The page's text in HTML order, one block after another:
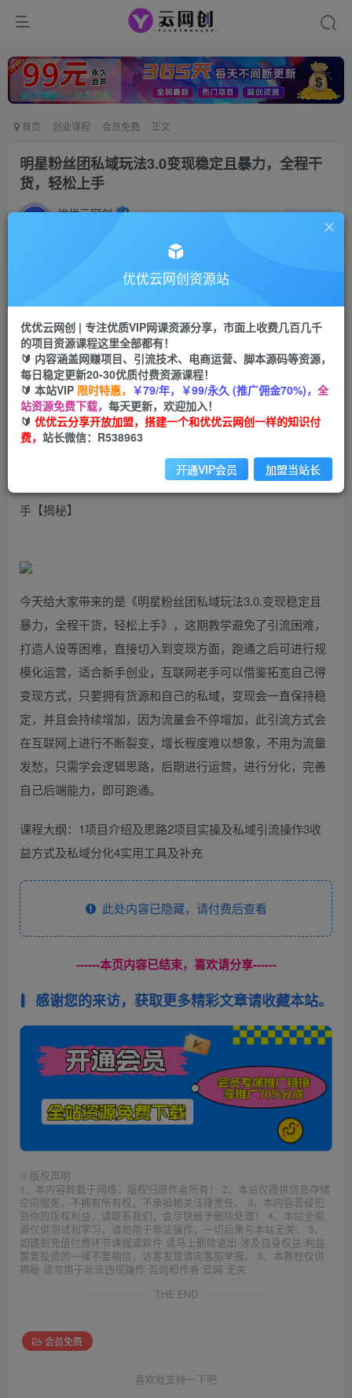
首页 创业课程 会员免费 正文
明星粉丝团私域玩法3.0变现稳定且暴力，全程干
货，轻松上手
优优云网创 私信
云币9.9云币99
会员免费
立即购买
您当前未登录！建议登陆后购买，可保存购买订单
明星粉丝团私域玩法3.0变现稳定且暴力，全程干货，轻松上
手【揭秘】
今天给大家带来的是《明星粉丝团私域玩法3.0.变现稳定且
暴力，全程干货，轻松上手》，这期教学避免了引流困难，
打造人设等困难，直接切入到变现方面，跑通之后可进行规
模化运营，适合新手创业，互联网老手可以借鉴拓宽自己得
变现方式，只要拥有货源和自己的私域，变现会一直保持稳
定，并且会持续增加，因为流量会不停增加，此引流方式会
在互联网上进行不断裂变，增长程度难以想象，不用为流量
发愁，只需学会逻辑思路，后期进行运营，进行分化，完善
自己后端能力，即可跑通。
课程大纲：1项目介绍及思路2项目实操及私域引流操作3收
益方式及私域分化4实用工具及补充
此处内容已隐藏，请付费后查看
------本页内容已结束，喜欢请分享------
感谢您的来访，获取更多精彩文章请收藏本站。
© 版权声明
1、本内容转载于网络，版权归原作者所有！ 2、本站仅提供信息存储
空间服务，不拥有所有权，不承担相关法律责任。 3、本内容若侵犯
到你的版权利益，请联系我们，会尽快给予删除处理！ 4、本站全资
源仅供测试和学习，请勿用于非法操作，一切后果与本站无关。 5、
如遇到充值付费环节课程或软件 请马上删除退出 涉及自身权益/利益
需要投资的一律不要相信，访客发现请向客服举报。 6、本教程仅供
揭秘 请勿用于非法违规操作 否则和作者 官网 无关
THE END
会员免费
喜欢就支持一下吧
优优云网创资源站
优优云网创 | 专注优质VIP网课资源分享，市面上收费几百几千
的项目资源课程这里全部都有！
🔰 内容涵盖网赚项目、引流技术、电商运营、脚本源码等资源，
每日稳定更新20-30优质付费资源课程！
🔰 本站VIP 限时特惠， ￥79/年，￥99/永久 (推广佣金70%)， 全
站资源免费下载， 每天更新，欢迎加入！
🔰 优优云分享开放加盟，搭建一个和优优云网创一样的知识付
费， 站长微信：R538963
开通VIP会员 加盟当站长